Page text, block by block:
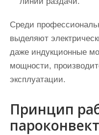
Среди
выделяют
даже индукционные
мощности,
эксплуатации.
Принцип